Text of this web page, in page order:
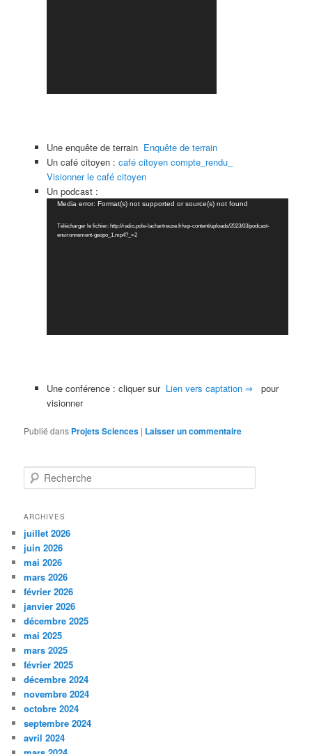
Une enquête de terrain Enquête de terrain
Un café citoyen : café citoyen compte_rendu_
Visionner le café citoyen
Un podcast :
Lecteur
Media error: Format(s) not supported or source(s) not found
Télécharger le fichier: http://radio.pole-lachartreuse.fr/wp-content/uploads/2023/03/podcast-
environnement-geopo_1.mp4?_=2
Une conférence : cliquer sur Lien vers captation ⇒pour
visionner
Publié dans Projets Sciences | Laisser un commentaire
e
h
r
c
h
e
ARCHIVES
juillet 2026
juin 2026
mai 2026
mars 2026
février 2026
janvier 2026
décembre 2025
mai 2025
mars 2025
février 2025
décembre 2024
novembre 2024
octobre 2024
septembre 2024
avril 2024